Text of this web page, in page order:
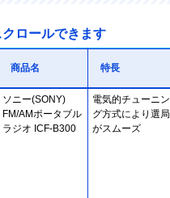
ロールできます
商品名 特長
ソニー(SONY)
FM/AMポータブル
ラジオ ICF-B300
電気的チューニン
グ方式により選局
がスムーズ